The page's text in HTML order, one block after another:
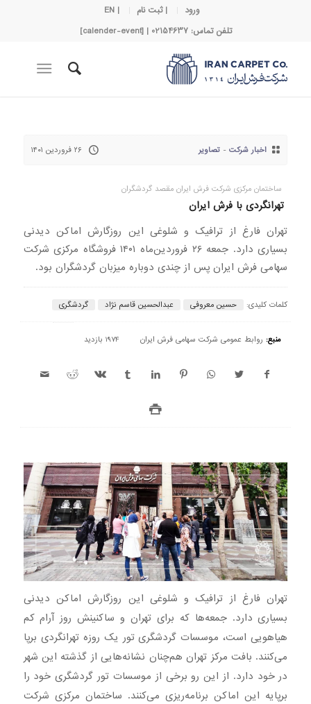
ورود | ثبت نام
| EN
تلفن تماس: 02154637 | [calender-event]
اخبار شرکت- تصاویر ۲۶ فروردین ۱۴۰۱
ساختمان مرکزی شرکت فرش ایران مقصد گردشگران
تهرانگردی با فرش ایران
تهران فارغ از ترافیک و شلوغی این روزگارش اماکن دیدنی
بسیاری دارد. جمعه ۲۶ فروردین‌ماه ۱۴۰۱ فروشگاه مرکزی شرکت
سهامی فرش ایران پس از چندی دوباره میزبان گردشگران بود.
کلمات کلیدی: حسین معروفی عبدالحسین قاسم نژاد گردشگری
منبع: روابط عمومی شرکت سهامی فرش ایران 1974 بازدید
تهران فارغ از ترافیک و شلوغی این روزگارش اماکن دیدنی
بسیاری دارد. جمعه‌ها که برای تهران و ساکنینش روز آرام کم
هیاهویی است، موسسات گردشگری تور یک روزه تهرانگردی برپا
می‌کنند. بافت مرکز تهران هم‌چنان نشانه‌هایی از گذشته این شهر
در خود دارد. از این رو برخی از موسسات تور گردشگری خود را
برپایه این اماکن برنامه‌ریزی می‌کنند. ساختمان مرکزی شرکت